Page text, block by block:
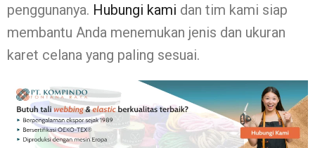
penggunanya. Hubungi kami dan tim kami siap
membantu Anda menemukan jenis dan ukuran
karet celana yang paling sesuai.